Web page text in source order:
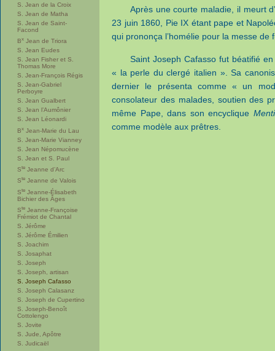
S. Jean de la Croix
S. Jean de Matha
S. Jean de Saint-
Facond
Bx Jean de Triora
S. Jean Eudes
S. Jean Fisher et S.
Thomas More
S. Jean-François Régis
S. Jean-Gabriel
Perboyre
S. Jean Gualbert
S. Jean l’Aumônier
S. Jean Léonardi
Bx Jean-Marie du Lau
S. Jean-Marie Vianney
S. Jean Népomucène
S. Jean et S. Paul
Ste Jeanne d’Arc
Ste Jeanne de Valois
Ste Jeanne-Élisabeth
Bichier des Âges
Ste Jeanne-Françoise
Frémiot de Chantal
S. Jérôme
S. Jérôme Émilien
S. Joachim
S. Josaphat
S. Joseph
S. Joseph, artisan
S. Joseph Cafasso
S. Joseph Calasanz
S. Joseph de Cupertino
S. Joseph-Benoît
Cottolengo
S. Jovite
S. Jude, Apôtre
S. Judicaël
Après une courte maladie, il meurt
23 juin 1860, Pie IX étant pape et
qui prononça l’homélie pour la messe de
Saint Joseph Cafasso fut béatifié
« la perle du clergé italien ». Sa
dernier le présenta comme « un
consolateur des malades, soutien des
même Pape, dans son encyclique
comme modèle aux prêtres.